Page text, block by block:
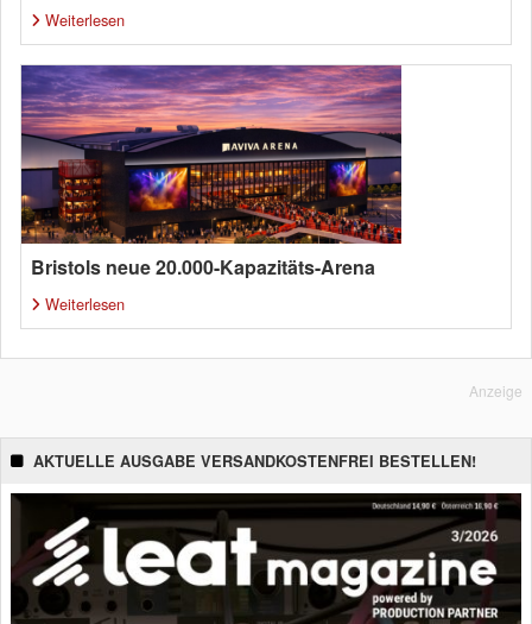
Weiterlesen
Bristols neue 20.000-Kapazitäts-Arena
Weiterlesen
Anzeige
AKTUELLE AUSGABE VERSANDKOSTENFREI BESTELLEN!